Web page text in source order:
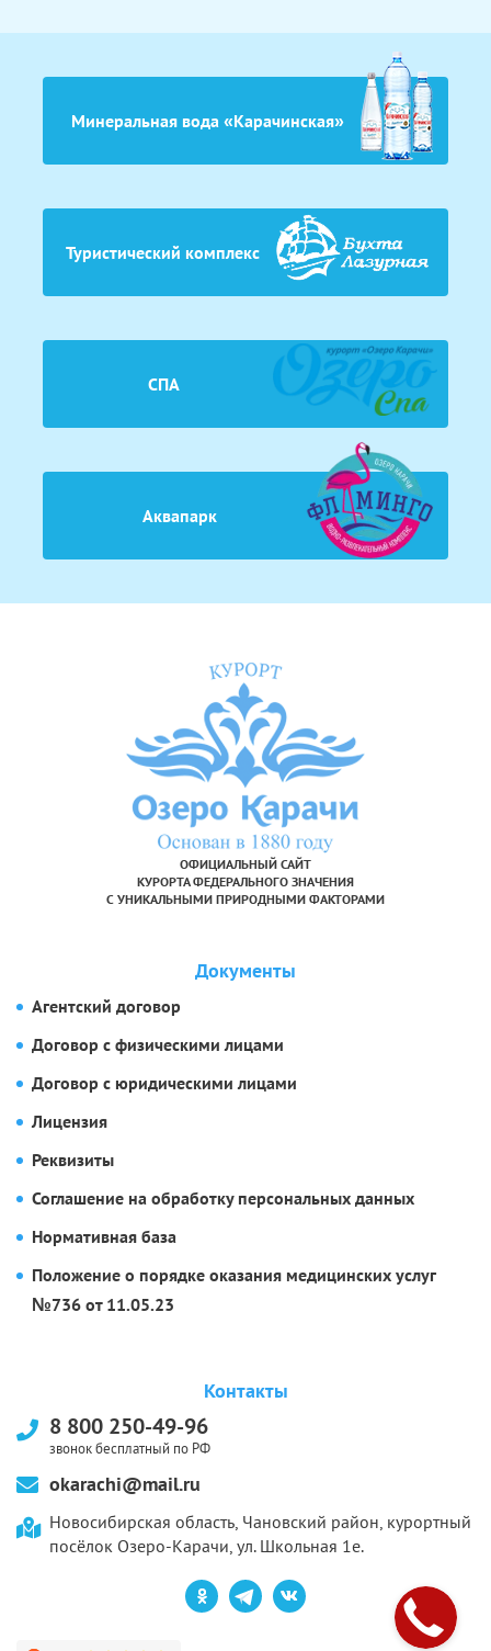
Минеральная вода «Карачинская»
Туристический комплекс
СПА
Аквапарк
ОФИЦИАЛЬНЫЙ САЙТ
КУРОРТА ФЕДЕРАЛЬНОГО ЗНАЧЕНИЯ
С УНИКАЛЬНЫМИ ПРИРОДНЫМИ ФАКТОРАМИ
Документы
Агентский договор
Договор с физическими лицами
Договор с юридическими лицами
Лицензия
Реквизиты
Соглашение на обработку персональных данных
Нормативная база
Положение о порядке оказания медицинских услуг
№736 от 11.05.23
Контакты
8 800 250-49-96
звонок бесплатный по РФ
okarachi@mail.ru
Новосибирская область, Чановский район, курортный
посёлок Озеро-Карачи, ул. Школьная 1е.